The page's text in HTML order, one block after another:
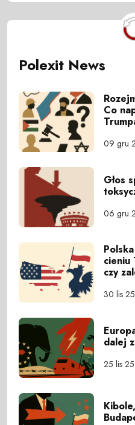
Polexit News
Co
09 gru
Głos
06 gru
cieniu
czy
30 lis 25
dalej
25 lis 25